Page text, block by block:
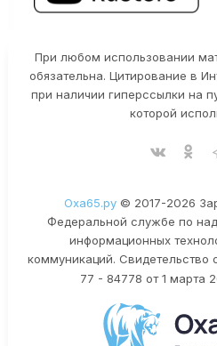
При любом использовании
обязательна. Цитирование в
при наличии гиперссылки на
которой
Оха65.ру© 2017-2026
Федеральной службе по
информационных
коммуникаций.
77 - 84778 от 1 марта